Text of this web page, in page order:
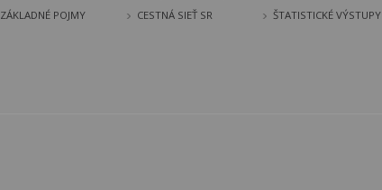
ZÁKLADNÉ POJMY
CESTNÁ SIEŤ SR ŠTATISTICKÉ VÝSTUPY